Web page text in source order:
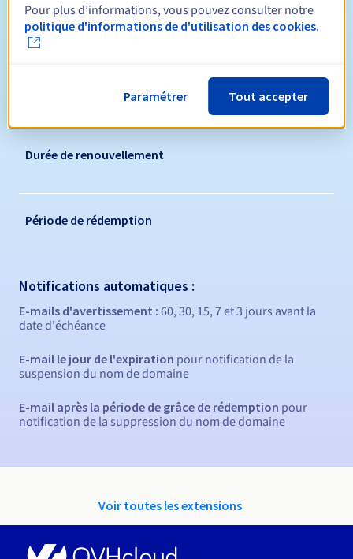
restriction géographique.
Durée de réservation
Durée de renouvellement
Période de rédemption
Notifications automatiques :
E-mails d'avertissement : 60, 30, 15, 7 et 3 jours avant la
date d'échéance
E-mail le jour de l'expiration pour notification de la
suspension du nom de domaine
E-mail après la période de grâce de rédemption pour
notification de la suppression du nom de domaine
Voir toutes les extensions
Pour plus d’informations, vous pouvez consulter notre
politique d'informations de d'utilisation des cookies.
Paramétrer Tout accepter